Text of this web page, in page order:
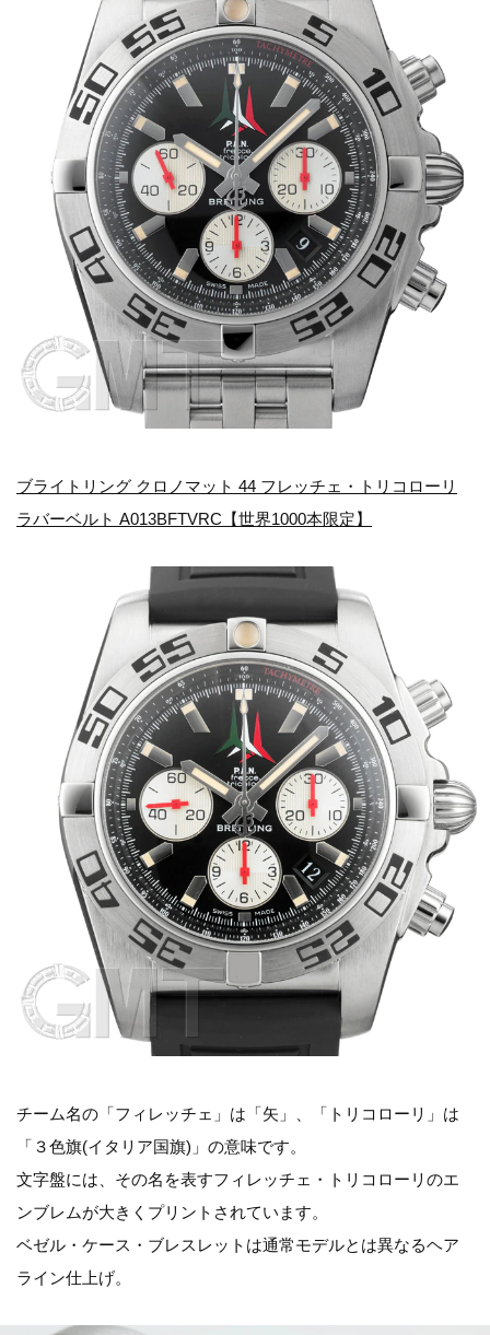
ブライトリング クロノマット 44 フレッチェ・トリコローリ
ラバーベルト A013BFTVRC【世界1000本限定】
チーム名の「フィレッチェ」は「矢」、「トリコローリ」は
「３色旗(イタリア国旗)」の意味です。
文字盤には、その名を表すフィレッチェ・トリコローリのエ
ンブレムが大きくプリントされています。
ベゼル・ケース・ブレスレットは通常モデルとは異なるヘア
ライン仕上げ。